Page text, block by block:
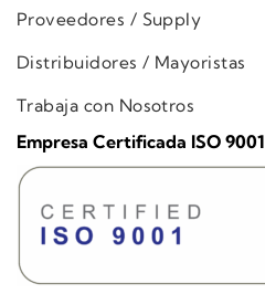
Proveedores / Supply
Distribuidores / Mayoristas
Trabaja con Nosotros
Empresa Certificada ISO 9001